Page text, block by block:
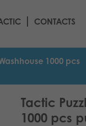
CONTACTS
1000 pcs
Tactic
1000 pcs